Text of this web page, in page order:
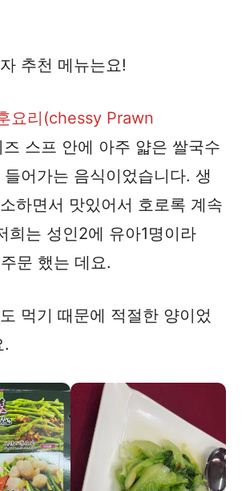
추천 메뉴는요!
요리(chessy Prawn
즈 스프 안에 아주 얇은 쌀국수
들어가는 음식이었습니다. 생
하면서 맛있어서 호로록 계속
희는 성인2에 유아1명이라
문 했는 데요.
먹기 때문에 적절한 양이었
.